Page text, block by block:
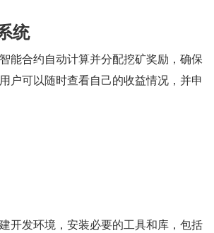
统
能合约自动计算并分配挖矿奖励，确保
户可以随时查看自己的收益情况，并申
开发环境，安装必要的工具和库，包括